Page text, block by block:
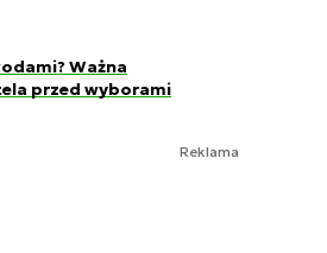
Ważna
przed wyborami
Reklama